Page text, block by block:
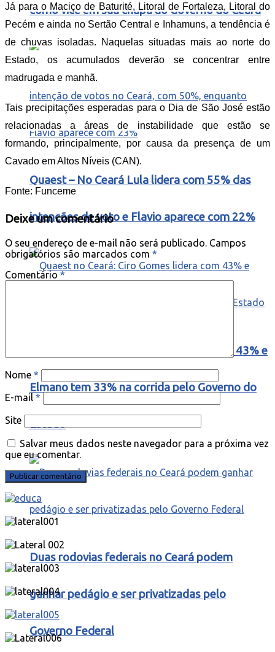
como vice em sua chapa ao Governo do Ceará
Quaest – No Ceará Lula lidera com 55% das
intenções de voto e Flavio aparece com 22%
Quaest no Ceará: Ciro Gomes lidera com 43% e
Elmano tem 33% na corrida pelo Governo do
Estado
Duas rodovias federais no Ceará podem
ganhar pedágio e ser privatizadas pelo
Governo Federal
Já para o Maciço de Baturité, Litoral de Fortaleza, Litoral do
Pecém e ainda no Sertão Central e Inhamuns, a tendência é
de chuvas isoladas. Naquelas situadas mais ao norte do
Estado, os acumulados deverão se concentrar entre
madrugada e manhã.
Tais precipitações esperadas para o Dia de São José estão
relacionadas a áreas de instabilidade que estão se
formando, principalmente, por causa da presença de um
Cavado em Altos Níveis (CAN).
Fonte: Funceme
Deixe um comentário
O seu endereço de e-mail não será publicado. Campos
obrigatórios são marcados com *
Comentário *
Nome *
E-mail *
Site
Salvar meus dados neste navegador para a próxima vez
que eu comentar.